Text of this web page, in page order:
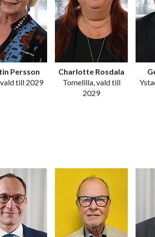
Persson
till 2029
Charlotte Rosdala
Tomelilla, vald till
2029